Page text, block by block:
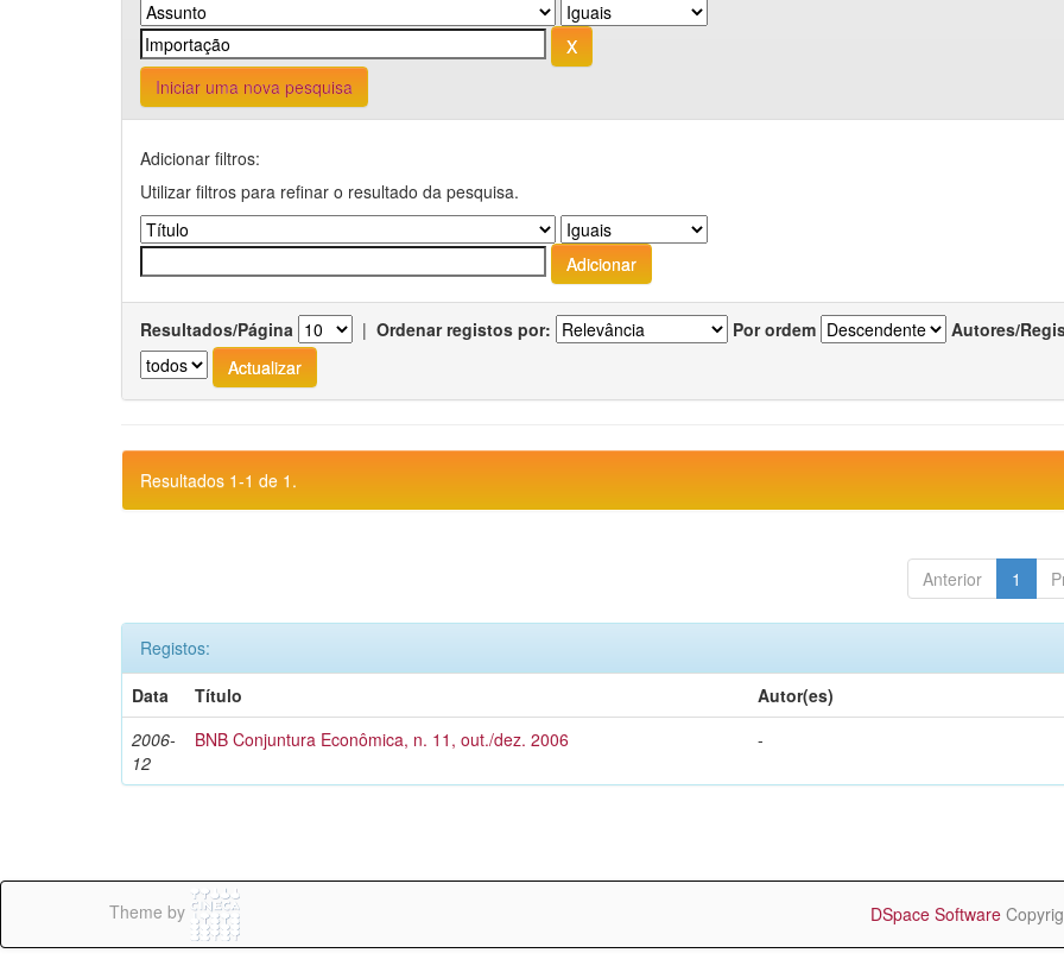
Iniciar uma nova pesquisa
Adicionar filtros:
Utilizar filtros para refinar o resultado da pesquisa.
Resultados/Página | Ordenar registos por: Por ordem Autores/
Resultados 1-1 de 1.
Anterior 1
Registos:
Data
Título
Autor(es)
2006-
12
BNB Conjuntura Econômica, n. 11, out./dez. 2006 -
Theme by DSpace Software